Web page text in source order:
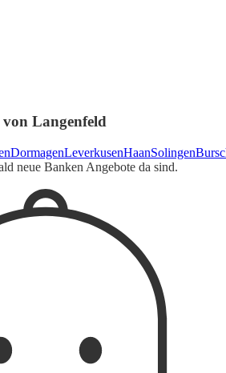
Langenfeld
DormagenLeverkusenHaanSolingen
neue Banken Angebote da sind.